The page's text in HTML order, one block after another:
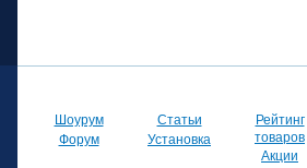
Шоурум
Форум
Статьи
Установка
Рейтинг
товаров
Акции